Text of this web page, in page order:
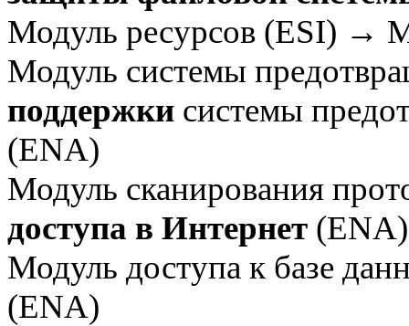
Модуль ресурсов (ESI) →
Модуль системы
поддержки системы
(ENA)
Модуль сканирования
доступа в Интернет (ENA)
Модуль доступа к базе
(ENA)